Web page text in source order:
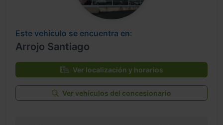
Este vehículo se encuentra en:
Arrojo Santiago
Ver localización y horarios
Ver vehículos del concesionario